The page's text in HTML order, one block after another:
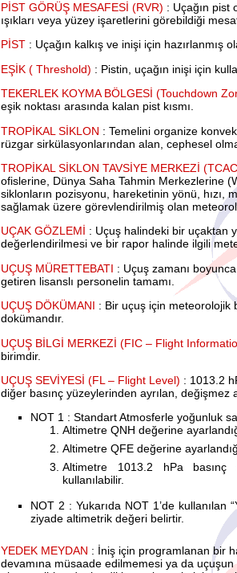
PİST GÖRÜŞ MESAFESİ (RVR) : Uçağın pist
ışıkları veya yüzey işaretlerini görebildiği
PİST : Uçağın kalkış ve inişi için hazırlanmış
EŞİK ( Threshold) : Pistin, uçağın inişi için
TEKERLEK KOYMA BÖLGESİ (Touchdown
eşik noktası arasında kalan pist kısmı.
TROPİKAL SİKLON : Temelini organize
rüzgar sirkülasyonlarından alan, cephesel
TROPİKAL SİKLON TAVSİYE MERKEZİ
ofislerine, Dünya Saha Tahmin Merkezlerine
siklonların pozisyonu, hareketinin yönü, hızı,
sağlamak üzere görevlendirilmiş olan
UÇAK GÖZLEMİ : Uçuş halindeki bir uçaktan
değerlendirilmesi ve bir rapor halinde ilgili
UÇUŞ MÜRETTEBATI : Uçuş zamanı
getiren lisanslı personelin tamamı.
UÇUŞ DÖKÜMANI : Bir uçuş için meteorolojik
dokümandır.
UÇUŞ BİLGİ MERKEZİ (FIC – Flight
birimdir.
UÇUŞ SEVİYESİ (FL – Flight Level) : 1013.2
diğer basınç yüzeylerinden ayrılan, değişmez
NOT 1 : Standart Atmosferle yoğunluk
Altimetre QNH değerine
Altimetre QFE değerine
Altimetre 1013.2 hPa basınç
kullanılabilir.
NOT 2 : Yukarıda NOT 1’de kullanılan
ziyade altimetrik değeri belirtir.
YEDEK MEYDAN : İniş için programlanan bir
devamına müsaade edilmemesi ya da